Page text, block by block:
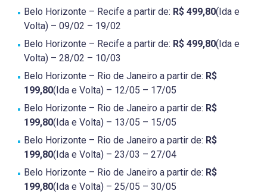
Belo Horizonte – Recife a partir de: R$ 499,80(Ida e
Volta) – 09/02 – 19/02
Belo Horizonte – Recife a partir de: R$ 499,80(Ida e
Volta) – 28/02 – 10/03
Belo Horizonte – Rio de Janeiro a partir de: R$
199,80(Ida e Volta) – 12/05 – 17/05
Belo Horizonte – Rio de Janeiro a partir de: R$
199,80(Ida e Volta) – 13/05 – 15/05
Belo Horizonte – Rio de Janeiro a partir de: R$
199,80(Ida e Volta) – 23/03 – 27/04
Belo Horizonte – Rio de Janeiro a partir de: R$
199,80(Ida e Volta) – 25/05 – 30/05